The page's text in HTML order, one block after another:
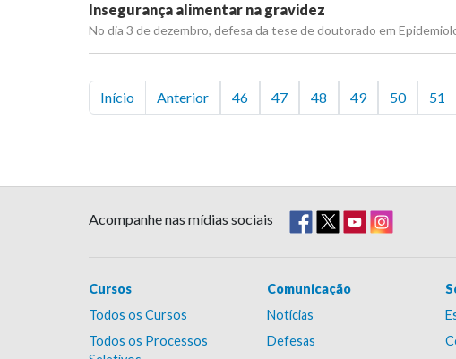
Insegurança alimentar na gravidez
No dia 3 de dezembro, defesa da tese de doutorado em
Início Anterior 46 47 48 49 50 51
Acompanhe nas mídias sociais
Cursos
Todos os Cursos
Todos os Processos
Comunicação
Notícias
Defesas